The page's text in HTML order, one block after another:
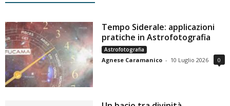
Tempo Siderale: applicazioni
pratiche in Astrofotografia
Astrofotografia
Agnese Caramanico - 10 Luglio 2026 0